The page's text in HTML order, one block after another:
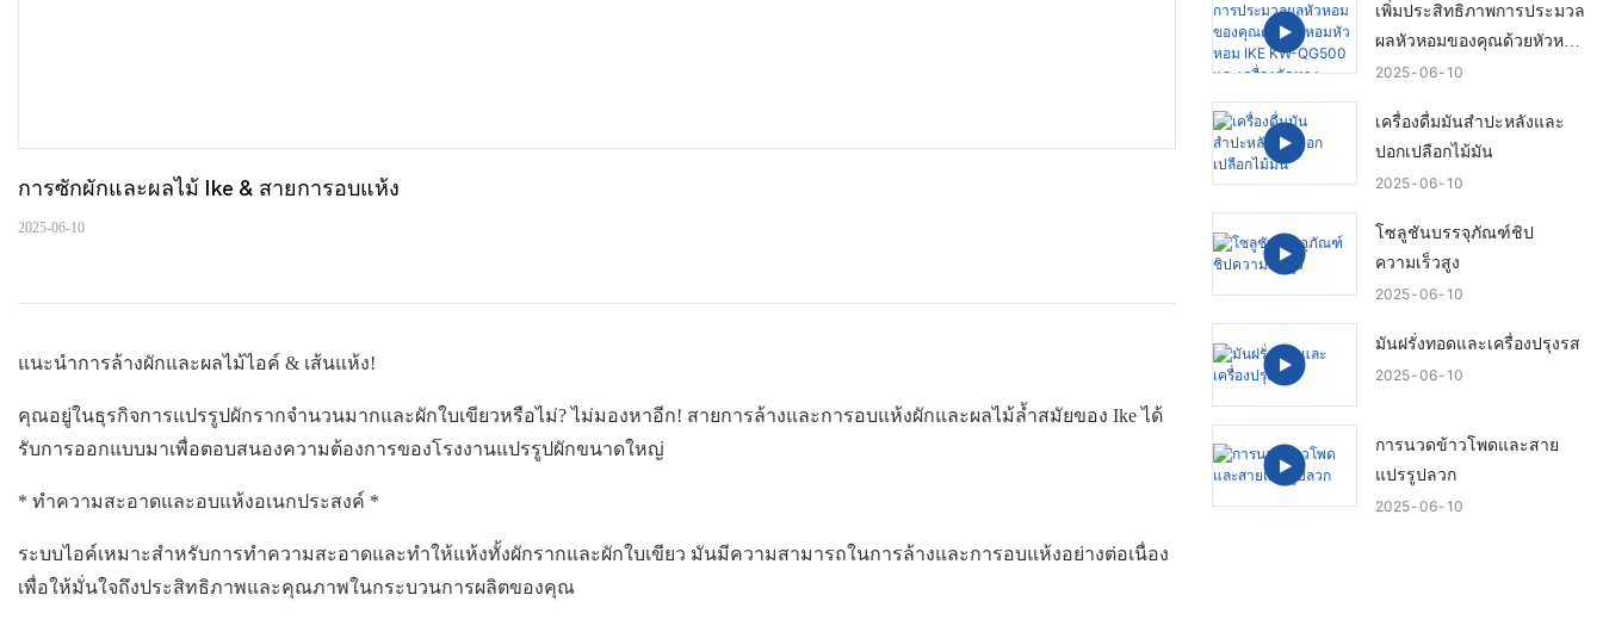
การซักผักและผลไม้ Ike & สายการอบแห้ง
2025-06-10
แนะนำการล้างผักและผลไม้ไอค์ & เส้นแห้ง!
คุณอยู่ในธุรกิจการแปรรูปผักรากจำนวนมากและผักใบเขียวหรือไม่? ไม่มองหาอีก! สายการล้างและการอบแห้งผักและผลไม้ล้ำสมัยของ Ike ได้
รับการออกแบบมาเพื่อตอบสนองความต้องการของโรงงานแปรรูปผักขนาดใหญ่
* ทำความสะอาดและอบแห้งอเนกประสงค์ *
ระบบไอค์เหมาะสำหรับการทำความสะอาดและทำให้แห้งทั้งผักรากและผักใบเขียว มันมีความสามารถในการล้างและการอบแห้งอย่างต่อเนื่อง
เพื่อให้มั่นใจถึงประสิทธิภาพและคุณภาพในกระบวนการผลิตของคุณ
เพิ่มประสิทธิภาพการประมวล
ผลหัวหอมของคุณด้วยหัวหอม
หัวหอม IKE KW-QG500 และ
2025 06 10
เครื่องดื่มมันสำปะหลังและ
ปอกเปลือกไม้มัน
2025 06 10
โซลูชันบรรจุภัณฑ์ชิป
ความเร็วสูง
2025 06 10
มันฝรั่งทอดและเครื่องปรุงรส
2025 06 10
การนวดข้าวโพดและสาย
แปรรูปลวก
2025 06 10